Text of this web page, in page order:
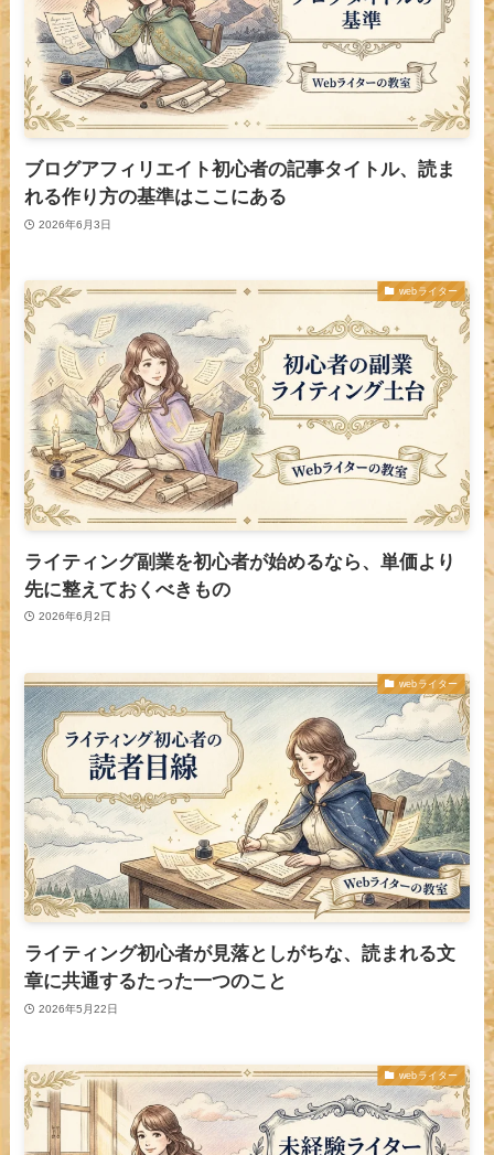
ブログアフィリエイト初心者の記事タイトル、読ま
れる作り方の基準はここにある
2026年6月3日
webライター
ライティング副業を初心者が始めるなら、単価より
先に整えておくべきもの
2026年6月2日
webライター
ライティング初心者が見落としがちな、読まれる文
章に共通するたった一つのこと
2026年5月22日
webライター